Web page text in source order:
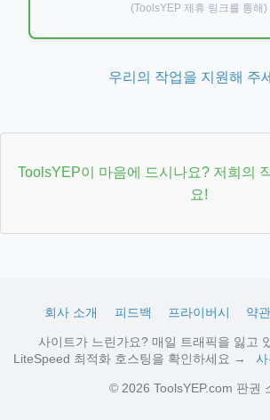
(ToolsYEP 제휴 링크를 통해)
우리의 작업을 지원해 주
ToolsYEP이 마음에 드시나요? 저희의
요!
회사 소개 피드백 프라이버시 약관
사이트가 느린가요? 매일 트래픽을 잃고
LiteSpeed 최적화 호스팅을 확인하세요 →
© 2026 ToolsYEP.com 판권